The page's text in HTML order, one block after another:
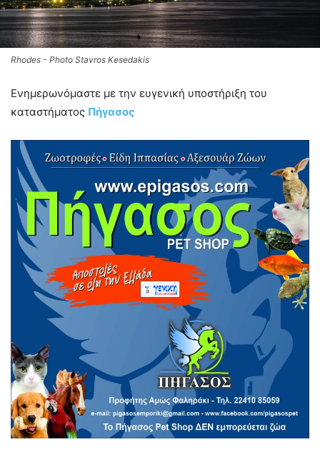
Rhodes - Photo Stavros Kesedakis
Ενημερωνόμαστε με την ευγενική υποστήριξη του
καταστήματος Πήγασος